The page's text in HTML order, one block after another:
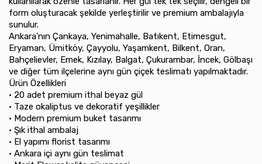
form oluşturacak şekilde yerleştirilir ve premium ambalajıyla
sunulur.
Ankara’nın Çankaya, Yenimahalle, Batıkent, Etimesgut,
Eryaman, Ümitköy, Çayyolu, Yaşamkent, Bilkent, Oran,
Bahçelievler, Emek, Kızılay, Balgat, Çukurambar, İncek, Gölbaşı
ve diğer tüm ilçelerine aynı gün çiçek teslimatı yapılmaktadır.
Ürün Özellikleri
•⁠ ⁠20 adet premium ithal beyaz gül
•⁠ ⁠Taze okaliptus ve dekoratif yeşillikler
•⁠ ⁠Modern premium buket tasarımı
•⁠ ⁠Şık ithal ambalaj
•⁠ ⁠El yapımı florist tasarımı
•⁠ ⁠Ankara içi aynı gün teslimat